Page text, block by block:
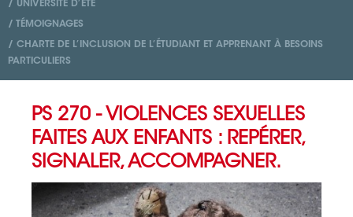
/ UNIVERSITÉ D’ÉTÉ
/ TÉMOIGNAGES
/ CHARTE DE L’INCLUSION DE L’ÉTUDIANT ET APPRENANT À BESOINS
PARTICULIERS
PS 270 - VIOLENCES SEXUELLES
FAITES AUX ENFANTS : REPÉRER,
SIGNALER, ACCOMPAGNER.